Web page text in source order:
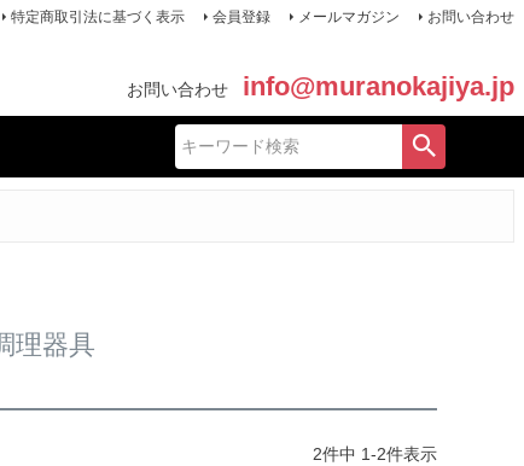
特定商取引法に基づく表示 会員登録 メールマガジン お問い合わせ
お問い合わせ info@muranokajiya.jp
理器具
2件中 1-2件表示